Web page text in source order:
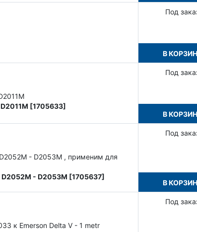
Под
В
[1705633]
Под
В
- D2053M , применим для
D2052M - D2053M [1705637]
Под
В
к Emerson Delta V - 1 metr
Под